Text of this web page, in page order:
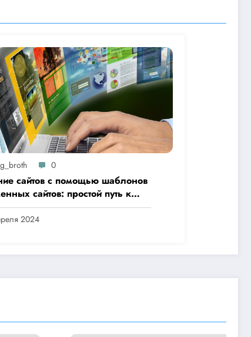
0
сайтов с помощью шаблонов
сайтов: простой путь к
веб-присутствию
2024